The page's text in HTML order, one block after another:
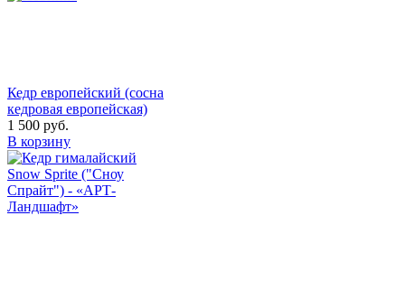
Кедр европейский (сосна
кедровая европейская)
1 500 руб.
В корзину